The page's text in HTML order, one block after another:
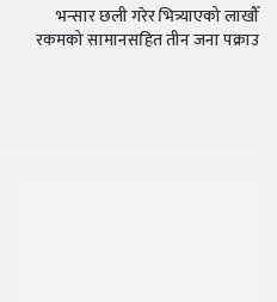
भन्सार छली गरेर भित्र्याएको लाखौँ
रकमको सामानसहित तीन जना पक्राउ